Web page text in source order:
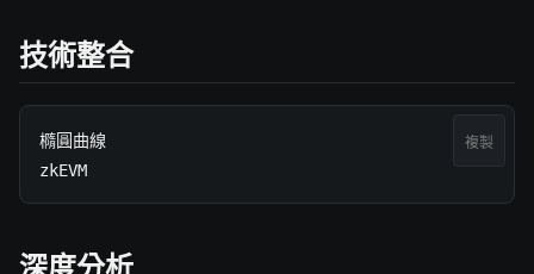
技術整合
橢圓曲線
zkEVM
複製